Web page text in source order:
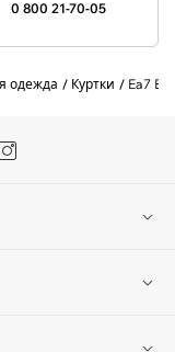
0 800 21-70-05
одежда Куртки Ea7